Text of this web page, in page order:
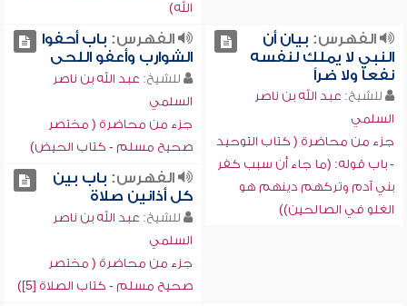
الله)
الفهرس: بيان أن
النبي لا يملك لنفسه
نفعاً ولا ضراً
للشيخ: عبد الله بن ناصر
السلمي
جزء من محاضرة ( كتاب التوحيد
- باب قوله: (ما جاء أن سبب كفر
بني آدم وتركهم دينهم هو
الغلو في الصالحين))
الفهرس: باب أحفوا
الشوارب وأعفو اللحى
للشيخ: عبد الله بن ناصر
السلمي
جزء من محاضرة ( مختصر
صحيح مسلم - كتاب الحيض)
الفهرس: باب بين
كل أذانين صلاة
للشيخ: عبد الله بن ناصر
السلمي
جزء من محاضرة ( مختصر
صحيح مسلم - كتاب الصلاة [5])